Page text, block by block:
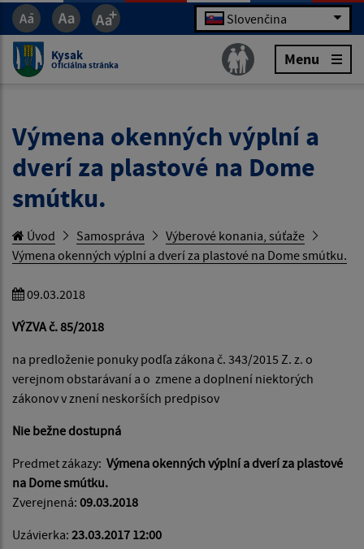
Slovenčina
Kysak
Oficiálna stránka Menu
Výmena okenných výplní a
dverí za plastové na Dome
smútku.
Úvod Samospráva
Výberové konania, súťaže
Výmena okenných výplní a dverí za plastové na Dome smútku.
09.03.2018
VÝZVA č.85/2018
na predloženie ponuky podľa zákona č. 343/2015 Z. z. o
verejnom obstarávaní a o zmene a doplnení niektorých
zákonov v znení neskorších predpisov
Nie bežne dostupná
Predmet zákazy: Výmena okenných výplní a dverí za plastové
na Dome smútku.
Zverejnená: 09.03.2018
Uzávierka: 23.03.2017 12:00